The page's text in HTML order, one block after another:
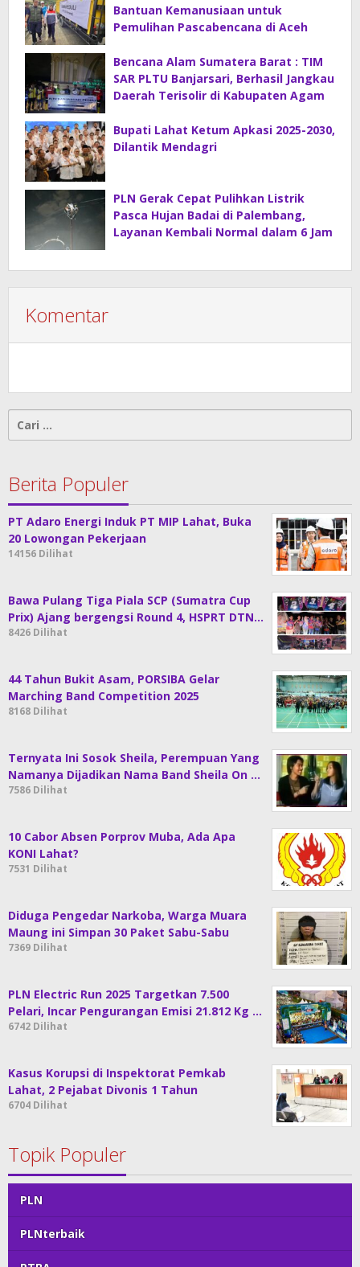
Bantuan Kemanusiaan untuk
Pemulihan Pascabencana di Aceh
Bencana Alam Sumatera Barat : TIM
SAR PLTU Banjarsari, Berhasil Jangkau
Daerah Terisolir di Kabupaten Agam
Bupati Lahat Ketum Apkasi 2025-2030,
Dilantik Mendagri
PLN Gerak Cepat Pulihkan Listrik
Pasca Hujan Badai di Palembang,
Layanan Kembali Normal dalam 6 Jam
Komentar
untuk:
Berita Populer
PT Adaro Energi Induk PT MIP Lahat, Buka
20 Lowongan Pekerjaan
14156 Dilihat
Bawa Pulang Tiga Piala SCP (Sumatra Cup
Prix) Ajang bergengsi Round 4, HSPRT DTN…
8426 Dilihat
44 Tahun Bukit Asam, PORSIBA Gelar
Marching Band Competition 2025
8168 Dilihat
Ternyata Ini Sosok Sheila, Perempuan Yang
Namanya Dijadikan Nama Band Sheila On …
7586 Dilihat
10 Cabor Absen Porprov Muba, Ada Apa
KONI Lahat?
7531 Dilihat
Diduga Pengedar Narkoba, Warga Muara
Maung ini Simpan 30 Paket Sabu-Sabu
7369 Dilihat
PLN Electric Run 2025 Targetkan 7.500
Pelari, Incar Pengurangan Emisi 21.812 Kg …
6742 Dilihat
Kasus Korupsi di Inspektorat Pemkab
Lahat, 2 Pejabat Divonis 1 Tahun
6704 Dilihat
Topik Populer
PLN
PLNterbaik